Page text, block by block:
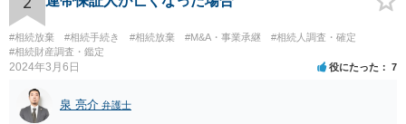
#相続放棄 #相続手続き #相続放棄 #M&A・事業承継
#相続人調査・確定
#相続財産調査・鑑定
2024年3月6日 役にたった 7
泉 亮介 弁護士